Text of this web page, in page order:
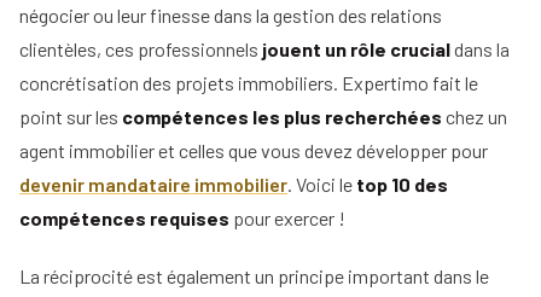
nos
conseils
Voir
tous
conseils
Devenir
Comment
devenir
immobilier
Nos
10. Gérer le stress efficacement
négocier ou leur finesse dans la gestion des relations
clientèles, ces professionnels jouent un rôle crucialdans la
concrétisation des projets immobiliers. Expertimo fait le
point sur les compétences les plus recherchées chez un
agent immobilier et celles que vous devez développer pour
devenir mandataire immobilier. Voici le top 10 des
compétences requises pour exercer !
La réciprocité est également un principe important dans le